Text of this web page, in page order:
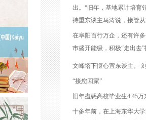
出。“旧年，基地累计培育
持重东谈主马涛说，接管
在阜阳百行万企，还有许
市盛开能级，积极“走出去
文峰塔下惬心宜东谈主。
“接您回家”
旧年蛊惑高校毕业生4.45
十多年前，在上海东华大